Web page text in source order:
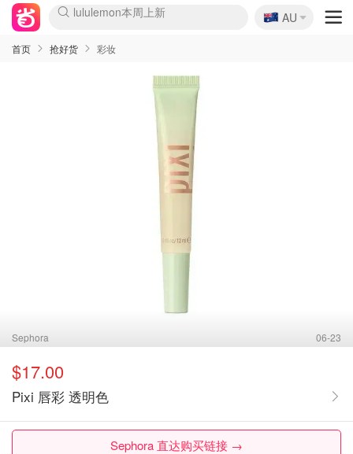
lululemon本周上新
Sasa美妆护肤3.5折
SSENSE年中3折
FreshBeauty好价汇总
Cettire降价+叠9折
Farfetch折上8折
WWS Coles超市实拍
viagogo二手票捡漏
Myer清仓1折起
The Outnet奢牌1折起
David Jones 3折起
Flannels大牌1折
Perfumes Club护肤1折
AMIRO返校季6.2折
Oweek抽奖送Airpods
Amazon折扣汇总
eToro入金$200送$50
Amazon数码好物
ICONIC本周7.5折
ThedoubleF高奢地板价
Moose Knuckles 6折
丝芙兰5折起
EUFY官网3.7折起
Selenichast首饰2折
Trip机票酒店促销
YSL送5件彩妆礼
Amazon家居好物
BIGBANG巡演开票
David Jones时尚3折
Amazon美妆护肤
雅漾大喷$8
过敏原检测盒$33
伊索独家赠50ml沐浴露
科颜氏送高保湿面霜
SEALIFE海洋馆门票6折
丝塔芙大白罐$16
订阅Newsletter送香薰
Cult Beauty 6.8折
Harrods圣诞日历2.3折
LN-CC奢牌私促3折
d'Alba空姐喷雾$16
EVE LOM套装逆天2折
Bernardelli独家4折
Adore Beauty 6折起
CT圣诞日历
Mytheresa奢品2.7折
🇦🇺
AU
首页 抢好货 彩妆
Sephora 06-23
$17.00
Pixi 唇彩 透明色
Sephora 直达购买链接 →